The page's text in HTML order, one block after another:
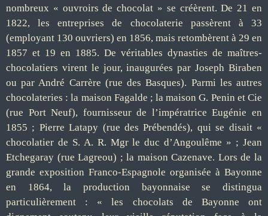
nombreux « ouvroirs de chocolat » se créèrent. De 21 en
1822, les entreprises de chocolaterie passèrent à 33
(employant 130 ouvriers) en 1856, mais retombèrent à 29 en
1857 et 19 en 1885. De véritables dynasties de maîtres-
chocolatiers virent le jour, inaugurées par Joseph Biraben
ou par André Carrère (rue des Basques). Parmi les autres
chocolateries : la maison Fagalde ; la maison G. Penin et Cie
(rue Port Neuf), fournisseur de l’impératrice Eugénie en
1855 ; Pierre Latapy (rue des Prébendés), qui se disait «
chocolatier de S. A. R. Mgr le duc d’Angoulême » ; Jean
Etchegaray (rue Lagreou) ; la maison Cazenave. Lors de la
grande exposition Franco-Espagnole organisée à Bayonne
en 1864, la production bayonnaise se distingua
particulièrement : « les chocolats de Bayonne ont